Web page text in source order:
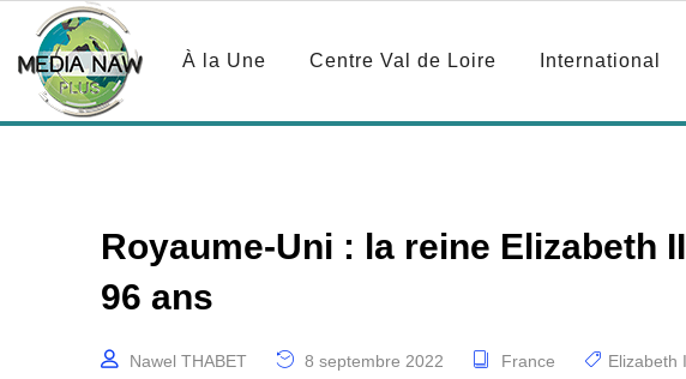
À la Une Centre Val de Loire International
Royaume-Uni : la reine Elizabeth
96 ans
Nawel THABET 8 septembre 2022 France Elizabeth